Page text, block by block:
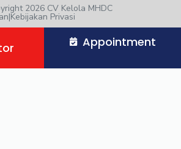
2026 CV Kelola MHDC
|Kebijakan Privasi
Appointment